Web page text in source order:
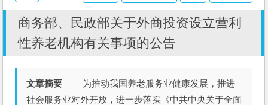
商务部、民政部关于外商投资设立营利
性养老机构有关事项的公告
文章摘要 为推动我国养老服务业健康发展，推进
社会服务业对外开放，进一步落实《中共中央关于全面